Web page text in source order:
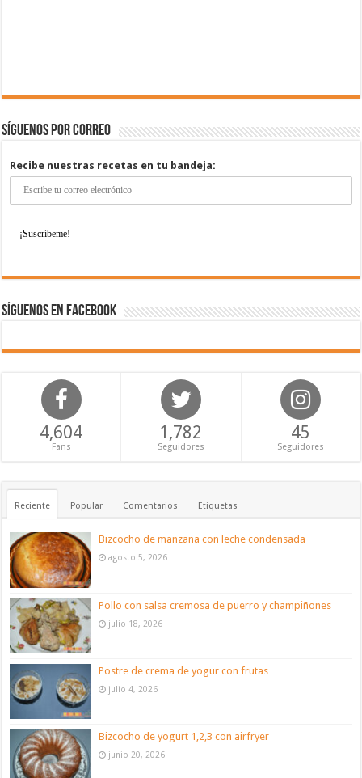
Síguenos por correo
Recibe nuestras recetas en tu bandeja:
Síguenos en Facebook
4,604
Fans
1,782
Seguidores
45
Seguidores
Reciente Popular Comentarios Etiquetas
Bizcocho de manzana con leche condensada
agosto 5, 2026
Pollo con salsa cremosa de puerro y champiñones
julio 18, 2026
Postre de crema de yogur con frutas
julio 4, 2026
Bizcocho de yogurt 1,2,3 con airfryer
junio 20, 2026